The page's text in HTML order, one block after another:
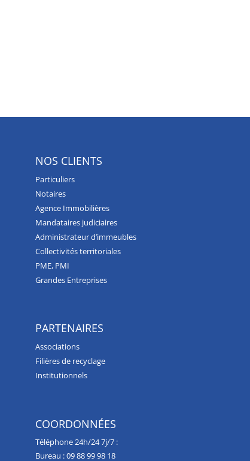
NOS CLIENTS
Particuliers
Notaires
Agence Immobilières
Mandataires judiciaires
Administrateur d’immeubles
Collectivités territoriales
PME, PMI
Grandes Entreprises
PARTENAIRES
Associations
Filières de recyclage
Institutionnels
COORDONNÉES
Téléphone 24h/24 7j/7 :
Bureau :09 88 99 98 18